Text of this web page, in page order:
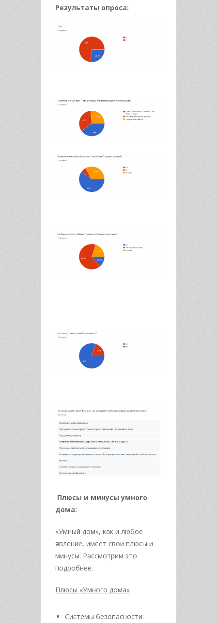
Результаты опроса:
Плюсы и минусы умного
дома:
«Умный дом», как и любое
явление, имеет свои плюсы и
минусы. Рассмотрим это
подробнее.
Плюсы «Умного дома»
Системы безопасности: